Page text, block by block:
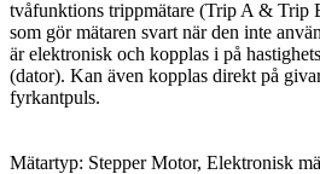
tvåfunktions trippmätare (Trip A & Trip
som gör mätaren svart när den inte
är elektronisk och kopplas i på
(dator). Kan även kopplas direkt på
fyrkantpuls.
Mätartyp: Stepper Motor, Elektronisk